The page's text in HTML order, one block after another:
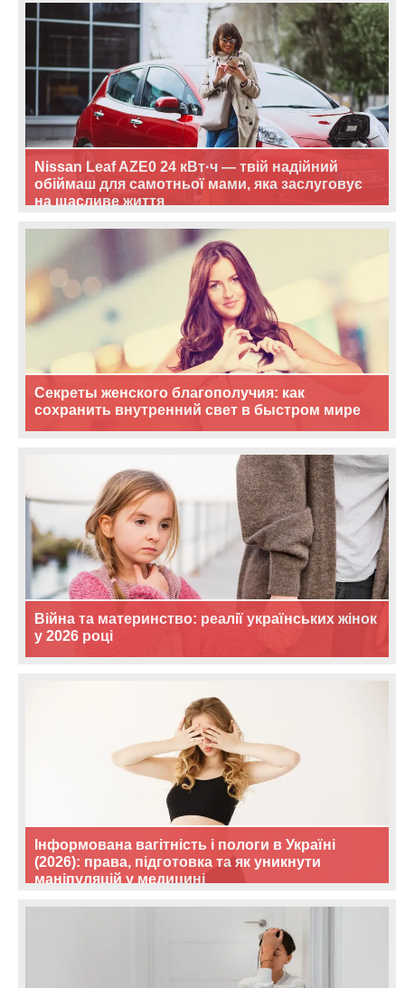
Nissan Leaf AZE0 24 кВт·ч — твій надійний
обіймаш для самотньої мами, яка заслуговує
на щасливе життя
Секреты женского благополучия: как
сохранить внутренний свет в быстром мире
Війна та материнство: реалії українських жінок
у 2026 році
Інформована вагітність і пологи в Україні
(2026): права, підготовка та як уникнути
маніпуляцій у медицині